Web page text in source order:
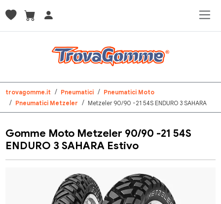
trovagomme.it Pneumatici
Pneumatici Moto
Pneumatici Metzeler
Metzeler 90/90 -21 54S ENDURO 3 SAHARA
Gomme Moto Metzeler 90/90 -21 54S
ENDURO 3 SAHARA Estivo